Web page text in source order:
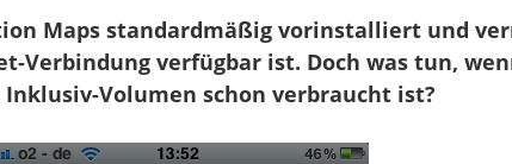
Kartenmaterial
offline
nutzen
Maps standardmäßig vorinstalliert und
Verbindung verfügbar ist. Doch was tun,
Volumen schon verbraucht ist?